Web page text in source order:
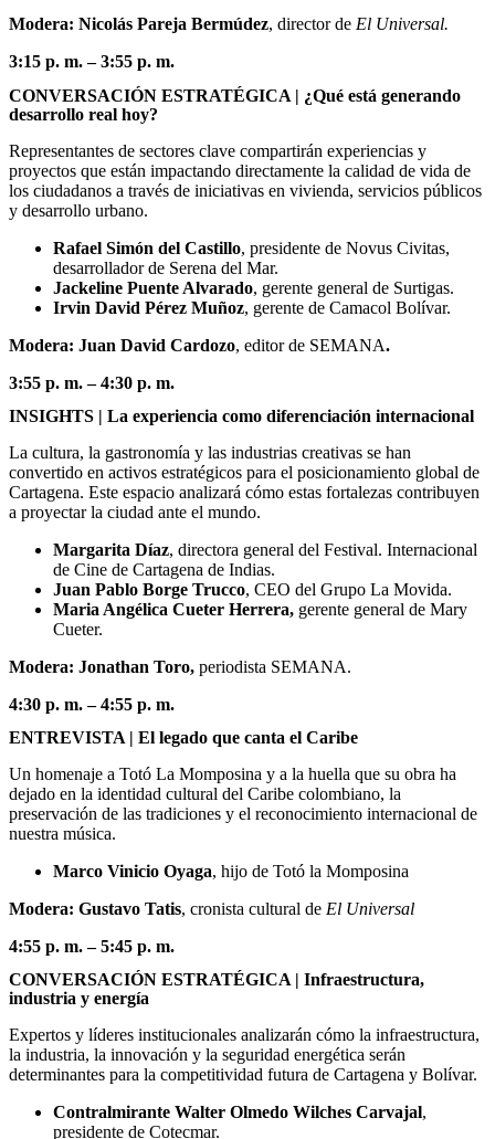
Modera: Nicolás Pareja Bermúdez, director de El Universal.
3:15 p. m. – 3:55 p. m.
CONVERSACIÓN ESTRATÉGICA | ¿Qué está generando
desarrollo real hoy?
Representantes de sectores clave compartirán experiencias y
proyectos que están impactando directamente la calidad de vida de
los ciudadanos a través de iniciativas en vivienda, servicios públicos
y desarrollo urbano.
Rafael Simón del Castillo, presidente de Novus Civitas,
desarrollador de Serena del Mar.
Jackeline Puente Alvarado, gerente general de Surtigas.
Irvin David Pérez Muñoz, gerente de Camacol Bolívar.
Modera: Juan David Cardozo, editor de SEMANA.
3:55 p. m. – 4:30 p. m.
INSIGHTS | La experiencia como diferenciación internacional
La cultura, la gastronomía y las industrias creativas se han
convertido en activos estratégicos para el posicionamiento global de
Cartagena. Este espacio analizará cómo estas fortalezas contribuyen
a proyectar la ciudad ante el mundo.
Margarita Díaz, directora general del Festival. Internacional
de Cine de Cartagena de Indias.
Juan Pablo Borge Trucco, CEO del Grupo La Movida.
Maria Angélica Cueter Herrera, gerente general de Mary
Cueter.
Modera: Jonathan Toro, periodista SEMANA.
4:30 p. m. – 4:55 p. m.
ENTREVISTA | El legado que canta el Caribe
Un homenaje a Totó La Momposina y a la huella que su obra ha
dejado en la identidad cultural del Caribe colombiano, la
preservación de las tradiciones y el reconocimiento internacional de
nuestra música.
Marco Vinicio Oyaga, hijo de Totó la Momposina
Modera: Gustavo Tatis, cronista cultural de El Universal
4:55 p. m. – 5:45 p. m.
CONVERSACIÓN ESTRATÉGICA | Infraestructura,
industria y energía
Expertos y líderes institucionales analizarán cómo la infraestructura,
la industria, la innovación y la seguridad energética serán
determinantes para la competitividad futura de Cartagena y Bolívar.
Contralmirante Walter Olmedo Wilches Carvajal,
presidente de Cotecmar.